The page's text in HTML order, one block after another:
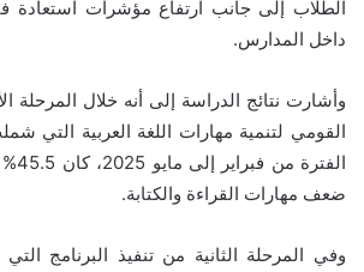
الطلاب إلى جانب ارتفاع مؤشرات استعادة
داخل المدارس.
وأشارت نتائج الدراسة إلى أنه خلال المرحلة
ضعف مهارات القراءة والكتابة.